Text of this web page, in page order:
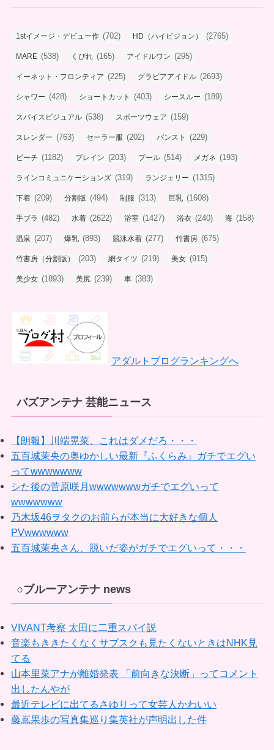
1stイメージ・デビュー作 (702) HD（ハイビジョン） (2765)
MARE (538) くびれ (165) アイドルワン (295)
イーネット・フロンティア (225) グラビアアイドル (2693)
シャワー (428) ショートカット (403) シースルー (189)
スパイスビジュアル (538) スポーツウェア (159)
スレンダー (763) セーラー服 (202) パンスト (229)
ビーチ (1182) ブレイン (203) プール (514) メガネ (193)
ラインコミュニケーションズ (319) ランジェリー (1315)
下着 (209) 分割版 (494) 制服 (313) 巨乳 (1608)
手ブラ (482) 水着 (2622) 浴室 (1427) 浴衣 (240) 海 (158)
温泉 (207) 爆乳 (893) 競泳水着 (277) 竹書房 (675)
竹書房（分割版） (203) 網タイツ (219) 美女 (915)
美少女 (1893) 美尻 (239) 車 (383)
アダルトブログランキングへ
バズアンテナ 芸能ニュース
【朗報】川端晃菜、これはダメだろ・・・
五百城茉央の奥ゆかしい最新『ふくらみ』ガチでエグい
ってwwwwwww
シた後の菅原咲月wwwwwwwガチでエグいって
wwwwwww
乃木坂46ヲタクのお前らが本当に大好きな個人
PVwwwwww
五百城茉央さん、脱いだ姿がガチでエグいって・・・
○ブルーアンテナ news
VIVANT考察 太田に二重スパイ説
音楽もききたくなくサブスクも見たくないときはNHK見
てる
山本里菜アナが離婚発表 「前向きな決断」ってコメント
出したんやが
最近テレビに出てるさゆりって女芸人かわいい
藤嶌果歩の写真集巡り集英社が声明出した件